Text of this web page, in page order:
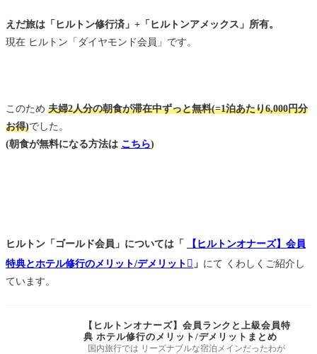
えだ旅は「ヒルトン修行済」+「ヒルトンアメックス」所有。
現在 ヒルトン「ダイヤモンド会員」です。
このため 夫婦2人分の朝食が滞在中ずっと無料(=1泊あたり6,000円分
お得)でした。
(朝食が無料になる方法は こちら)
ヒルトン「ゴールド会員」については「
【ヒルトンオナーズ】会員
特典とホテル修行のメリット/デメリット
」 にて くわしくご紹介し
ています。
【ヒルトンオナーズ】会員ランクと上級会員特
典 ホテル修行のメリット/デメリットまとめ
国内旅行では リーズナブルな宿泊メインだったわが